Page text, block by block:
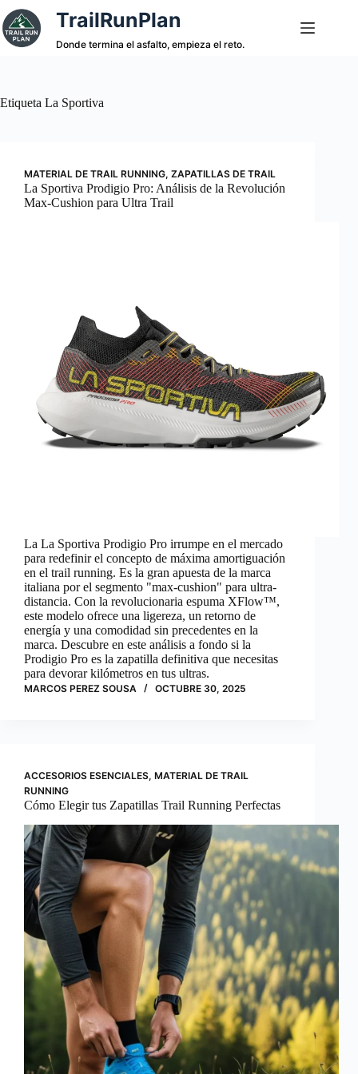
Saltar
al
contenido
TrailRunPlan
Donde termina el asfalto, empieza el reto.
Etiqueta La Sportiva
MATERIAL DE TRAIL RUNNING, ZAPATILLAS DE TRAIL
La Sportiva Prodigio Pro: Análisis de la Revolución
Max-Cushion para Ultra Trail
La La Sportiva Prodigio Pro irrumpe en el mercado
para redefinir el concepto de máxima amortiguación
en el trail running. Es la gran apuesta de la marca
italiana por el segmento "max-cushion" para ultra-
distancia. Con la revolucionaria espuma XFlow™,
este modelo ofrece una ligereza, un retorno de
energía y una comodidad sin precedentes en la
marca. Descubre en este análisis a fondo si la
Prodigio Pro es la zapatilla definitiva que necesitas
para devorar kilómetros en tus ultras.
MARCOS PEREZ SOUSA OCTUBRE 30, 2025
ACCESORIOS ESENCIALES, MATERIAL DE TRAIL
RUNNING
Cómo Elegir tus Zapatillas Trail Running Perfectas